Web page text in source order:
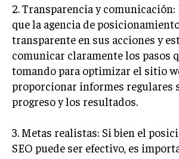
2. Transparencia y
que la agencia de
transparente en sus acciones y
comunicar claramente los pasos
tomando para optimizar el sitio
proporcionar informes regulares
progreso y los resultados.
3. Metas realistas: Si bien el
SEO puede ser efectivo, es